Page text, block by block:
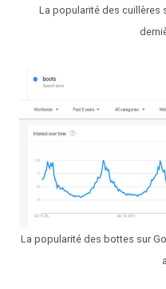
La popularité des cuillères
La popularité des bottes sur